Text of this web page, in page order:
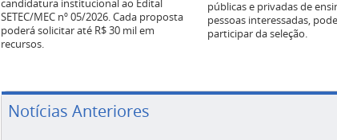
candidatura institucional ao Edital
SETEC/MEC nº 05/2026. Cada proposta
poderá solicitar até R$ 30 mil em
recursos.
públicas e privadas de
pessoas interessadas,
participar da seleção.
Notícias Anteriores